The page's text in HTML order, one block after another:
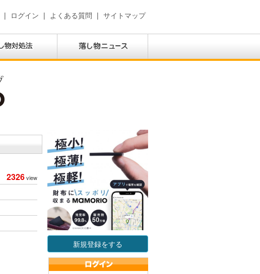
| ログイン | よくある質問 | サイトマップ
新規登録をする
2326view